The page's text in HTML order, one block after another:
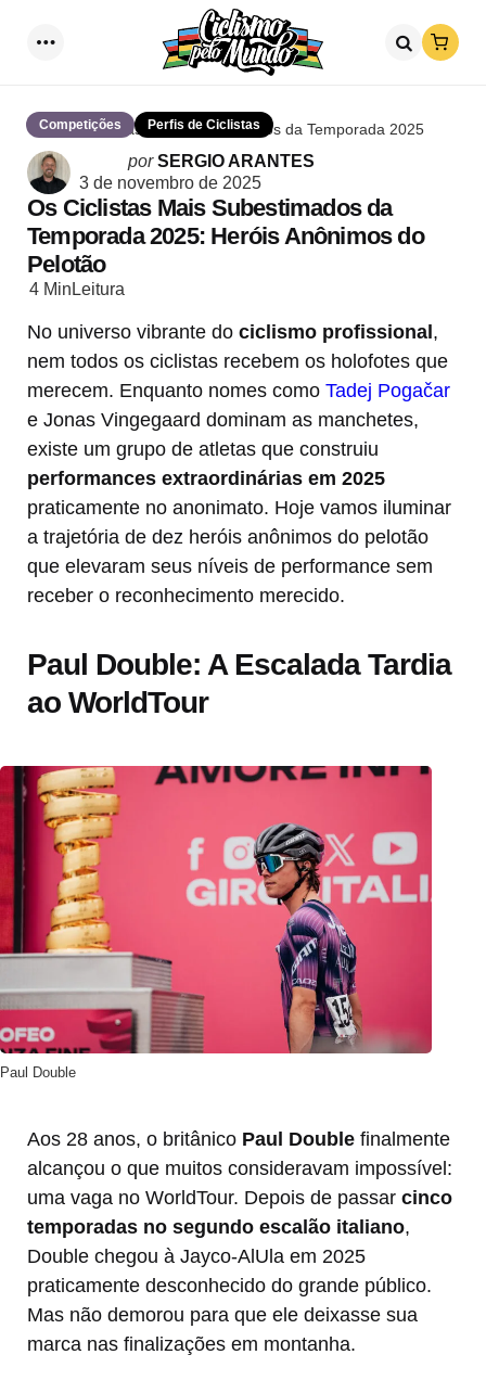
Loja
Competições Perfis de Ciclistas
Os Ciclistas Mais Subestimados da Temporada 2025
Postado
por
porSERGIO ARANTES
3 de novembro de 2025
Os Ciclistas Mais Subestimados da
Temporada 2025: Heróis Anônimos do
Pelotão
4 Min Leitura
No universo vibrante do ciclismo profissional ,
nem todos os ciclistas recebem os holofotes que
merecem. Enquanto nomes como Tadej Pogačar
e Jonas Vingegaard dominam as manchetes,
existe um grupo de atletas que construiu
performances extraordinárias em 2025
praticamente no anonimato. Hoje vamos iluminar
a trajetória de dez heróis anônimos do pelotão
que elevaram seus níveis de performance sem
receber o reconhecimento merecido.
Paul Double: A Escalada Tardia
ao WorldTour
Paul Double
Aos 28 anos, o britânico Paul Double finalmente
alcançou o que muitos consideravam impossível:
uma vaga no WorldTour. Depois de passar cinco
temporadas no segundo escalão italiano,
Double chegou à Jayco-AlUla em 2025
praticamente desconhecido do grande público.
Mas não demorou para que ele deixasse sua
marca nas finalizações em montanha.